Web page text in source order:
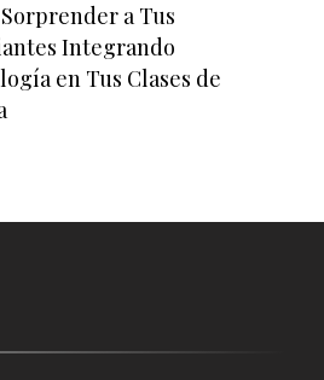
a Tus
Integrando
en Tus Clases de